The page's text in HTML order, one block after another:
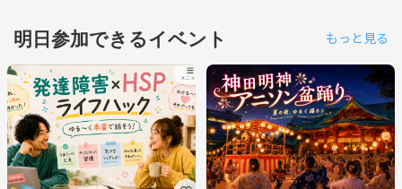
明日参加できるイベント もっと見る